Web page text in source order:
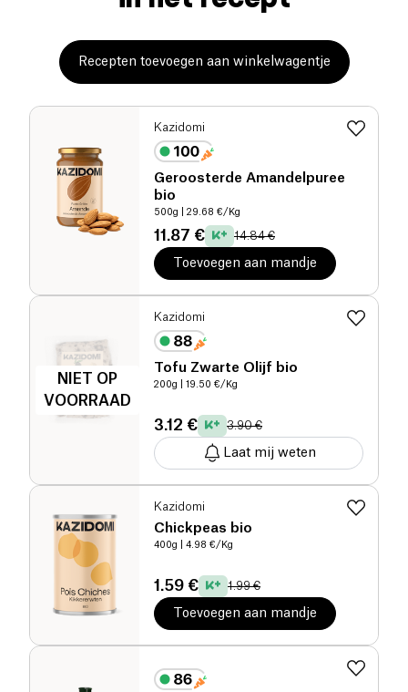
Recepten toevoegen aan winkelwagentje
Kazidomi
Geroosterde Amandelpuree
bio
500g | 29.68 €/Kg
11.87 € 14.84 €
Toevoegen aan mandje
NIET OP
VOORRAAD
Kazidomi
Tofu Zwarte Olijf bio
200g | 19.50 €/Kg
3.12 € 3.90 €
Laat mij weten
Kazidomi
Chickpeas bio
400g | 4.98 €/Kg
1.59 € 1.99 €
Toevoegen aan mandje